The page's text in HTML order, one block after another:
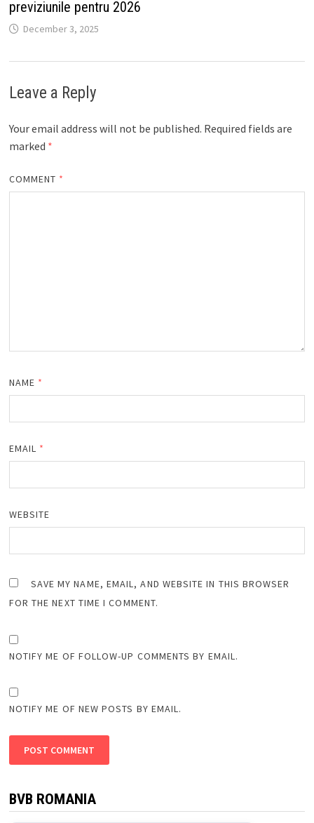
previziunile pentru 2026
December 3, 2025
Leave a Reply
Your email address will not be published. Required fields are
marked *
COMMENT *
NAME *
EMAIL *
WEBSITE
SAVE MY NAME, EMAIL, AND WEBSITE IN THIS BROWSER
FOR THE NEXT TIME I COMMENT.
NOTIFY ME OF FOLLOW-UP COMMENTS BY EMAIL.
NOTIFY ME OF NEW POSTS BY EMAIL.
BVB ROMANIA